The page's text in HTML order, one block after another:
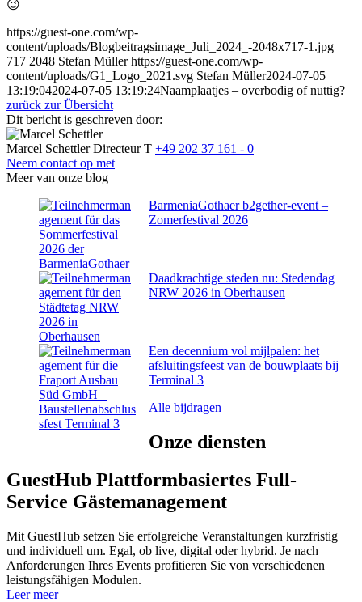
😉
https://guest-one.com/wp-
content/uploads/Blogbeitragsimage_Juli_2024_-2048x717-1.jpg
717 2048 Stefan Müller https://guest-one.com/wp-
content/uploads/G1_Logo_2021.svg Stefan Müller2024-07-05
13:19:042024-07-05 13:19:24Naamplaatjes – overbodig of nuttig?
zurück zur Übersicht
Dit bericht is geschreven door:
Marcel Schettler Directeur T +49 202 37 161 - 0
Neem contact op met
Meer van onze blog
BarmeniaGothaer b2gether-event –
Zomerfestival 2026
Daadkrachtige steden nu: Stedendag
NRW 2026 in Oberhausen
Een decennium vol mijlpalen: het
afsluitingsfeest van de bouwplaats bij
Terminal 3
Alle bijdragen
Onze diensten
GuestHub Plattformbasiertes Full-
Service Gäste­management
Mit GuestHub setzen Sie erfolgreiche Veranstaltungen kurzfristig
und individuell um. Egal, ob live, digital oder hybrid. Je nach
Anforderungen Ihres Events profitieren Sie von verschiedenen
leistungsfähigen Modulen.
Leer meer